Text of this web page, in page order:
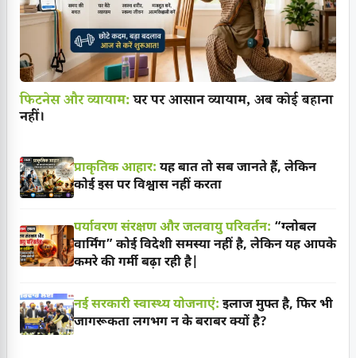
फिटनेस और व्यायाम:घर पर आसान व्यायाम, अब कोई बहाना
नहीं।
प्राकृतिक आहार: यह बात तो सब जानते हैं, लेकिन
कोई इस पर विश्वास नहीं करता
पर्यावरण संरक्षण और जलवायु परिवर्तन: “ग्लोबल
वार्मिंग” कोई विदेशी समस्या नहीं है, लेकिन यह आपके
कमरे की गर्मी बढ़ा रही है|
नई सरकारी स्वास्थ्य योजनाएं: इलाज मुफ्त है, फिर भी
जागरूकता लगभग न के बराबर क्यों है?